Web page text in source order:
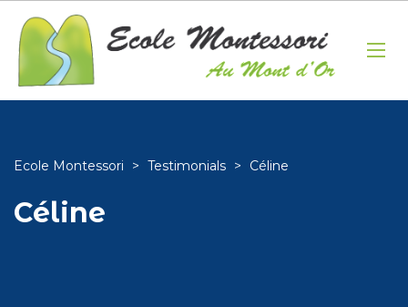
Ecole Montessori > Testimonials > Céline
Céline